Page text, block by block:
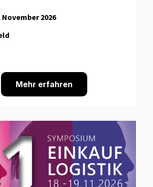
November 2026
Mehr erfahren